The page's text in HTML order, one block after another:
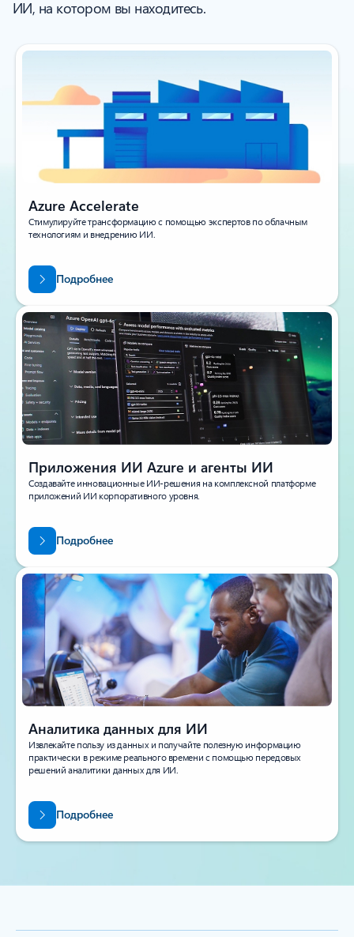
ИИ, на котором вы находитесь.
Azure Accelerate
Стимулируйте трансформацию с помощью экспертов по облачным
технологиям и внедрению ИИ.
Подробнее
Приложения ИИ Azure и агенты ИИ
Создавайте инновационные ИИ-решения на комплексной платформе
приложений ИИ корпоративного уровня.
Подробнее
Аналитика данных для ИИ
Извлекайте пользу из данных и получайте полезную информацию
практически в режиме реального времени с помощью передовых
решений аналитики данных для ИИ.
Подробнее